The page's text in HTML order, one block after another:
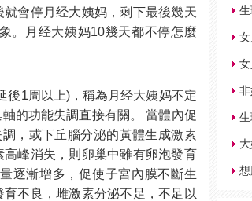
會停月经大姨妈，剩下最後幾天
。月经大姨妈10幾天都不停怎麼
後1周以上)，稱為月经大姨妈不定
的功能失調直接有關。 當體內促
，或下丘腦分泌的黃體生成激素
峰消失，則卵巢中雖有卵泡發育
逐漸增多，促使子宮內膜不斷生
不良，雌激素分泌不足，不足以